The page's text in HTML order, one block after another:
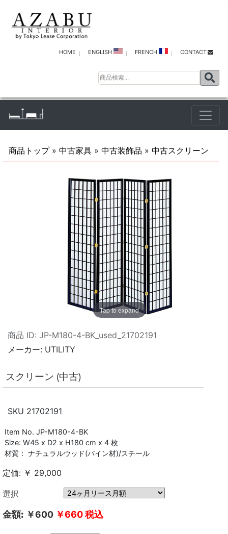
HOME ENGLISH FRENCH CONTACT
商品トップ » 中古家具 » 中古装飾品 » 中古スクリーン
Tap to expand
商品 ID JP-M180-4-BK_used_21702191
メーカー UTILITY
スクリーン (中古)
SKU 21702191
Item No. JP-M180-4-BK
Size: W45 x D2 x H180 cm x 4 枚
材質： ナチュラルウッド(パイン材)/スチール
定価: ￥ 29,000
選択
金額: ￥600 ￥660税込